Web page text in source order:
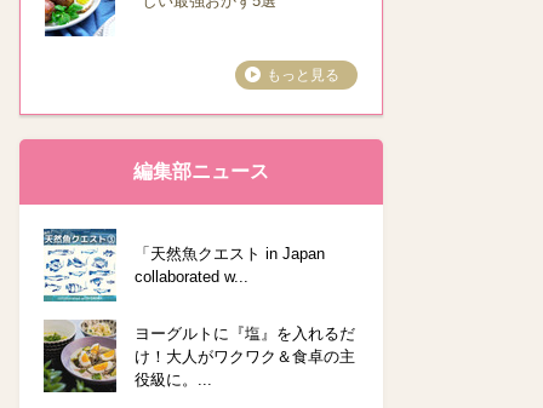
もっと見る
編集部ニュース
「天然魚クエスト in Japan
collaborated w...
ヨーグルトに『塩』を入れるだ
け！大人がワクワク＆食卓の主
役級に。...